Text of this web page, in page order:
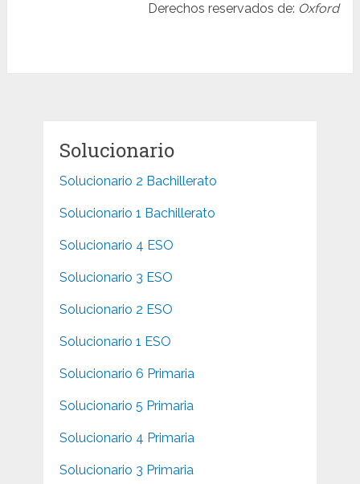
Derechos reservados de: Oxford
Solucionario
Solucionario 2 Bachillerato
Solucionario 1 Bachillerato
Solucionario 4 ESO
Solucionario 3 ESO
Solucionario 2 ESO
Solucionario 1 ESO
Solucionario 6 Primaria
Solucionario 5 Primaria
Solucionario 4 Primaria
Solucionario 3 Primaria